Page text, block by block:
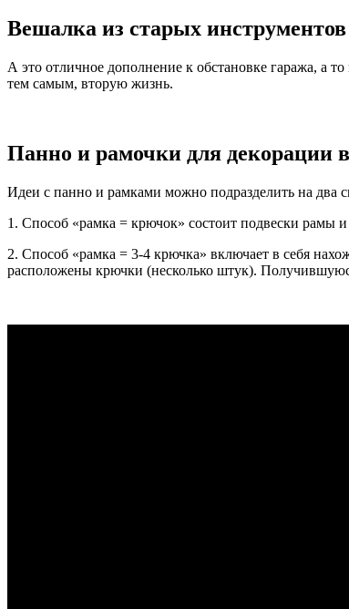
Вешалка из старых инструментов
А это отличное дополнение к обстановке гаража, а
тем самым, вторую жизнь.
Панно и рамочки для декорации
Идеи с панно и рамками можно подразделить на два
1. Способ «рамка = крючок» состоит подвески рамы
2. Способ «рамка = 3-4 крючка» включает в себя
расположены крючки (несколько штук).